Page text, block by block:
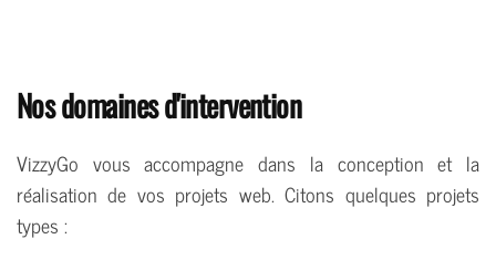
Nos domaines d'intervention
VizzyGo vous accompagne dans la conception et la
réalisation de vos projets web. Citons quelques projets
types :